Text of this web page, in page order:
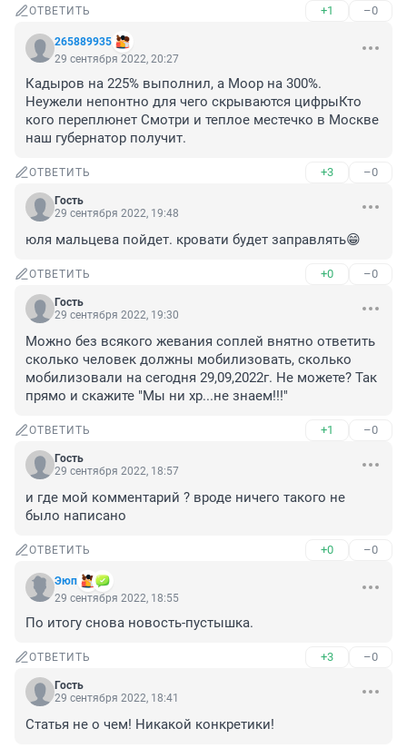
ОТВЕТИТЬ +1 –0
265889935
29 сентября 2022, 20:27
Кадыров на 225% выполнил, а Моор на 300%.
Неужели непонтно для чего скрываются цифрыКто
кого переплюнет Смотри и теплое местечко в Москве
наш губернатор получит.
ОТВЕТИТЬ +3 –0
Гость
29 сентября 2022, 19:48
юля мальцева пойдет. кровати будет заправлять😁
ОТВЕТИТЬ +0 –0
Гость
29 сентября 2022, 19:30
Можно без всякого жевания соплей внятно ответить
сколько человек должны мобилизовать, сколько
мобилизовали на сегодня 29,09,2022г. Не можете? Так
прямо и скажите "Мы ни хр...не знаем!!!"
ОТВЕТИТЬ +1 –0
Гость
29 сентября 2022, 18:57
и где мой комментарий ? вроде ничего такого не
было написано
ОТВЕТИТЬ +0 –0
Эюп
29 сентября 2022, 18:55
По итогу снова новость-пустышка.
ОТВЕТИТЬ +3 –0
Гость
29 сентября 2022, 18:41
Статья не о чем! Никакой конкретики!